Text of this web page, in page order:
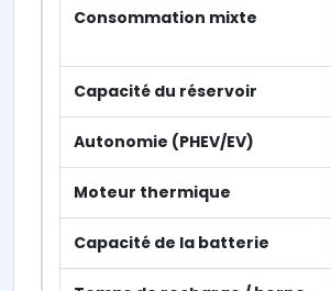
Consommation mixte
Capacité du réservoir
Autonomie (PHEV/EV)
Moteur thermique
Capacité de la batterie